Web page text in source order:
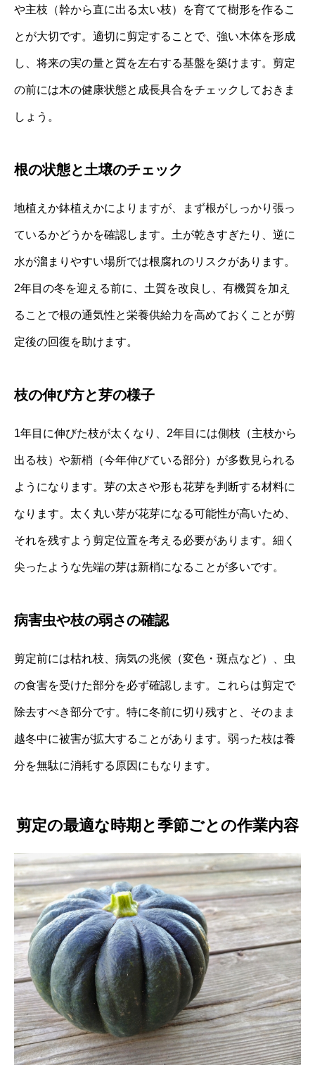
や主枝（幹から直に出る太い枝）を育てて樹形を作るこ
とが大切です。適切に剪定することで、強い木体を形成
し、将来の実の量と質を左右する基盤を築けます。剪定
の前には木の健康状態と成長具合をチェックしておきま
しょう。
根の状態と土壌のチェック
地植えか鉢植えかによりますが、まず根がしっかり張っ
ているかどうかを確認します。土が乾きすぎたり、逆に
水が溜まりやすい場所では根腐れのリスクがあります。
2年目の冬を迎える前に、土質を改良し、有機質を加え
ることで根の通気性と栄養供給力を高めておくことが剪
定後の回復を助けます。
枝の伸び方と芽の様子
1年目に伸びた枝が太くなり、2年目には側枝（主枝から
出る枝）や新梢（今年伸びている部分）が多数見られる
ようになります。芽の太さや形も花芽を判断する材料に
なります。太く丸い芽が花芽になる可能性が高いため、
それを残すよう剪定位置を考える必要があります。細く
尖ったような先端の芽は新梢になることが多いです。
病害虫や枝の弱さの確認
剪定前には枯れ枝、病気の兆候（変色・斑点など）、虫
の食害を受けた部分を必ず確認します。これらは剪定で
除去すべき部分です。特に冬前に切り残すと、そのまま
越冬中に被害が拡大することがあります。弱った枝は養
分を無駄に消耗する原因にもなります。
剪定の最適な時期と季節ごとの作業内容